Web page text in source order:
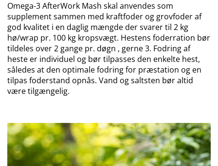
Omega-3 AfterWork Mash skal anvendes som
supplement sammen med kraftfoder og grovfoder af
god kvalitet i en daglig mængde der svarer til 2 kg
hø/wrap pr. 100 kg kropsvægt. Hestens foderration bør
tildeles over 2 gange pr. døgn , gerne 3. Fodring af
heste er individuel og bør tilpasses den enkelte hest,
således at den optimale fodring for præstation og en
tilpas foderstand opnås. Vand og saltsten bør altid
være tilgængelig.